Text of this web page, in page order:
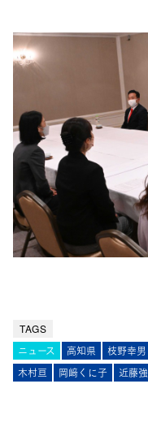
TAGS
ニュース 高知県 枝野幸男
木村亘
岡﨑くに子 近藤強